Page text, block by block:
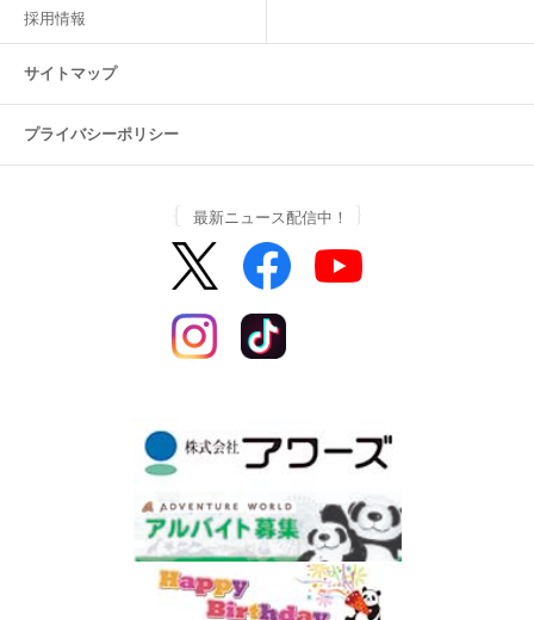
採用情報
サイトマップ
プライバシーポリシー
最新ニュース配信中！